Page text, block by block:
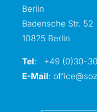
Berlin
Badensche Str. 52
10825 Berlin
Tel: +49 (0)30-
E-Mail: